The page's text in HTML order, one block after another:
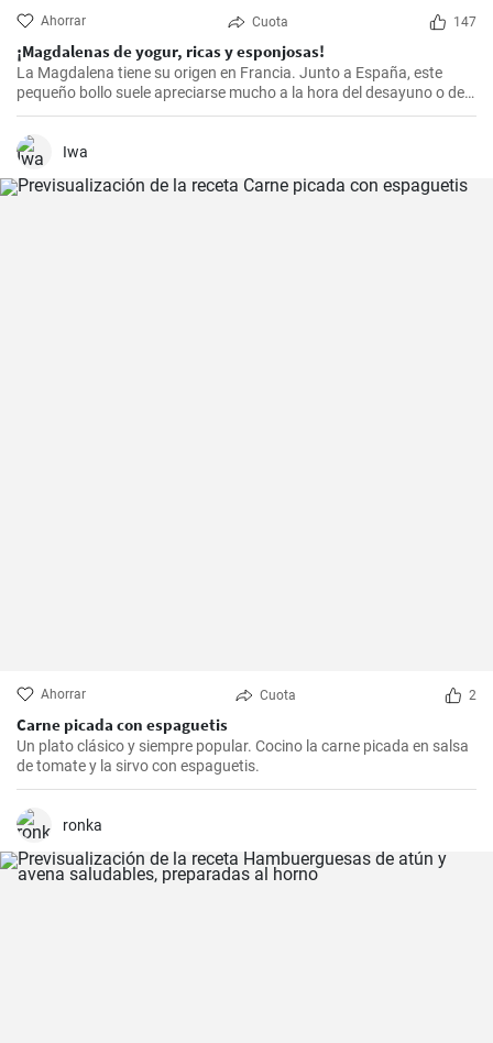
Ahorrar Cuota 147
¡Magdalenas de yogur, ricas y esponjosas!
La Magdalena tiene su origen en Francia. Junto a España, este
pequeño bollo suele apreciarse mucho a la hora del desayuno o de
la merienda. ¡Con la receta que os propongo hoy, vuestras
Iwa
Ahorrar Cuota 2
Carne picada con espaguetis
Un plato clásico y siempre popular. Cocino la carne picada en salsa
de tomate y la sirvo con espaguetis.
ronka